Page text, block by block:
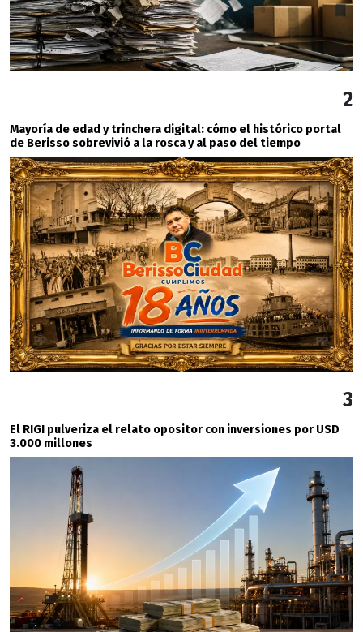
2
Mayoría de edad y trinchera digital: cómo el histórico portal
de Berisso sobrevivió a la rosca y al paso del tiempo
3
El RIGI pulveriza el relato opositor con inversiones por USD
3.000 millones